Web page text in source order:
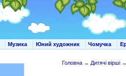
Музика Юний художник Чомучка
Головна→ Дитячі вірші